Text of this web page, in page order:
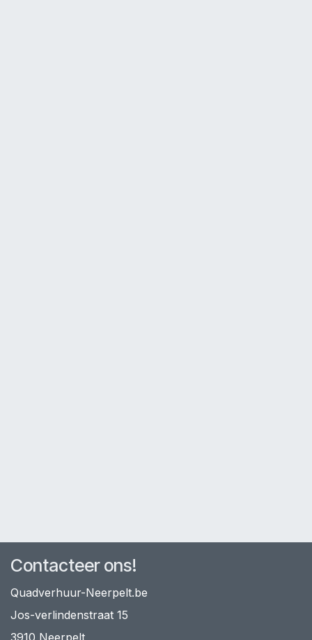
Contacteer ons!
Quadverhuur-Neerpelt.be
Jos-verlindenstraat 15
3910 Neerpelt